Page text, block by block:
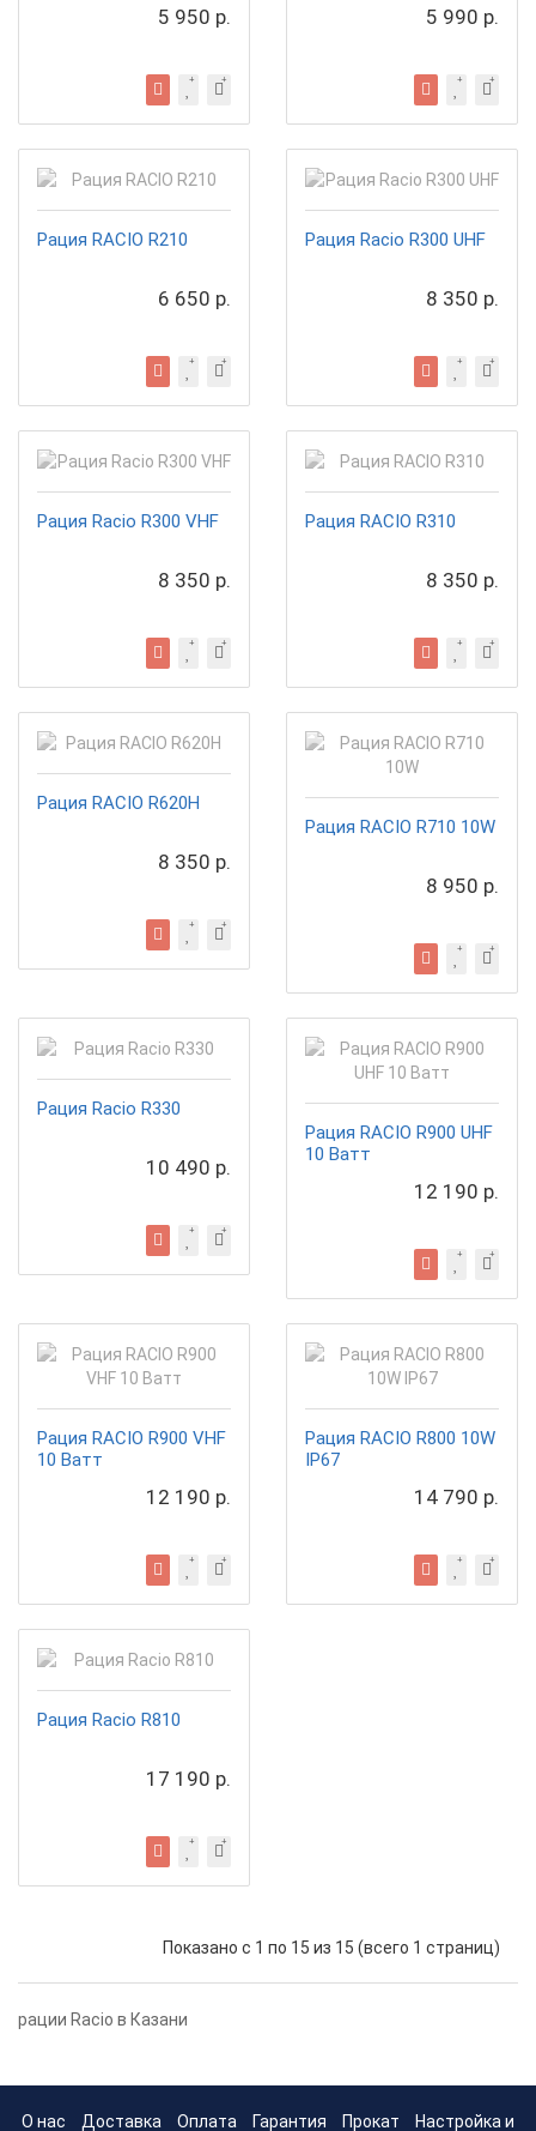
5 950 р. 5 990 р.
Рация RACIO R210
6 650 р.
Рация Racio R300 UHF
8 350 р.
Рация Racio R300 VHF
8 350 р.
Рация RACIO R310
8 350 р.
Рация RACIO R620H
8 350 р.
Рация RACIO R710 10W
8 950 р.
Рация Racio R330
10 490 р.
Рация RACIO R900 UHF
10 Ватт
12 190 р.
Рация RACIO R900 VHF
10 Ватт
12 190 р.
Рация RACIO R800 10W
IP67
14 790 р.
Рация Racio R810
17 190 р.
Показано с 1 по 15 из 15 (всего 1 страниц)
рации Racio в Казани
О нас Доставка Оплата Гарантия Прокат Настройка и